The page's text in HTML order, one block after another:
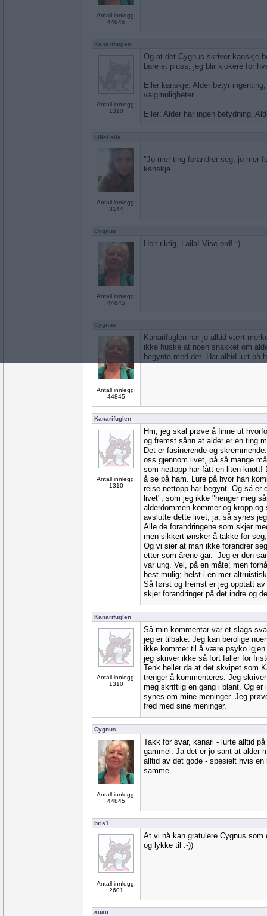
Antall innlegg:
44845
Kanarifuglen
Antall innlegg:
1310
Og at det Cygnus skriver kanskje
bare et pluss; jeg blir klokere for
Eller kanskje: Alder betyr
valgmuligheter...
Eller: Alder har ingen betydning.
LilleLaila
Antall innlegg:
3144
"Jo mer ting forandrer seg, jo mer
kanskje ....
Cygnus
Antall innlegg:
44845
Helt riktig, Laila! Vise ord! :)
Cygnus
Antall innlegg:
44845
Kanarifuglen har jo alltid vært
ikke huske at noen snakket om
begynte med det. Har alltid lurt på
Kanarifuglen
Antall innlegg:
1310
Hm, jeg skal prøve å finne ut
og fremst sånn at alder er en ting
Det er fasinerende og
oss gjennom livet, på så mange
som nettopp har fått en liten knott!
å se på ham. Lure på hvor han
reise nettopp har begynt. Og så er
livet"; som jeg ikke "henger meg
alderdommen kommer og kropp
avslutte dette livet; ja, så synes
Alle de forandringene som skjer
men sikkert ønsker å takke for
Og vi sier at man ikke forandrer
etter som årene går. -Jeg er den
var ung. Vel, på en måte; men
best mulig; helst i en mer
Så først og fremst er jeg opptatt
skjer forandringer på det indre og
Kanarifuglen
Antall innlegg:
1310
Så min kommentar var et slags
jeg er tilbake. Jeg kan berolige
ikke kommer til å være psyko
jeg skriver ikke så fort faller for
Tenk heller da at det skvipet som
trenger å kommenteres. Jeg
meg skriftlig en gang i blant. Og er
synes om mine meninger. Jeg
fred med sine meninger.
Cygnus
Antall innlegg:
44845
Takk for svar, kanari - lurte alltid
gammel. Ja det er jo sant at alder
alltid av det gode - spesielt hvis
samme.
bris1
Antall innlegg:
2601
At vi nå kan gratulere Cygnus som
og lykke til :-))
auau